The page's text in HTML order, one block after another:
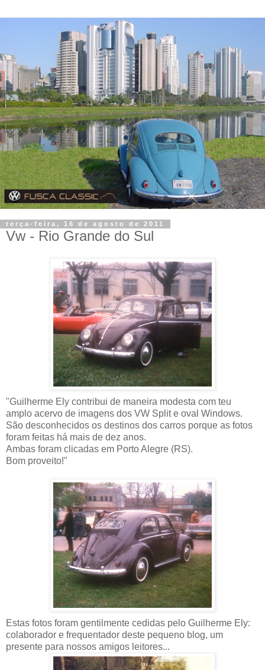
terça-feira, 16 de agosto de 2011
Vw - Rio Grande do Sul
"Guilherme Ely contribui de maneira modesta com teu
amplo acervo de imagens dos VW Split e oval Windows.
São desconhecidos os destinos dos carros porque as fotos
foram feitas há mais de dez anos.
Ambas foram clicadas em Porto Alegre (RS).
Bom proveito!"
Estas fotos foram gentilmente cedidas pelo Guilherme Ely:
colaborador e frequentador deste pequeno blog, um
presente para nossos amigos leitores...